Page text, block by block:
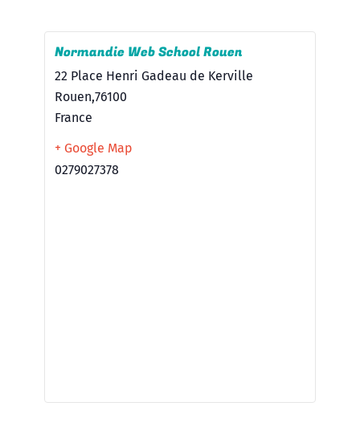
Normandie Web School Rouen
22 Place Henri Gadeau de Kerville
Rouen,76100
France
+ Google Map
0279027378